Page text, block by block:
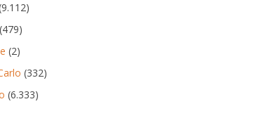
(479)
(2)
(332)
(6.333)